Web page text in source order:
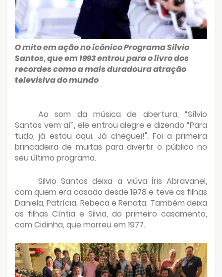
O mito em ação no icônico Programa Silvio
Santos, que em 1993 entrou para o livro dos
recordes como a mais duradoura atração
televisiva do mundo
Ao som da música de abertura, “Sílvio
Santos vem aí”, ele entrou alegre e dizendo “Para
tudo, já estou aqui. Já cheguei!". Foi a primeira
brincadeira de muitas para divertir o público no
seu último programa.
Silvio Santos deixa a viúva Íris Abravanel,
com quem era casado desde 1978 e teve as filhas
Daniela, Patrícia, Rebeca e Renata. Também deixa
as filhas Cíntia e Silvia, do primeiro casamento,
com Cidinha, que morreu em 1977.